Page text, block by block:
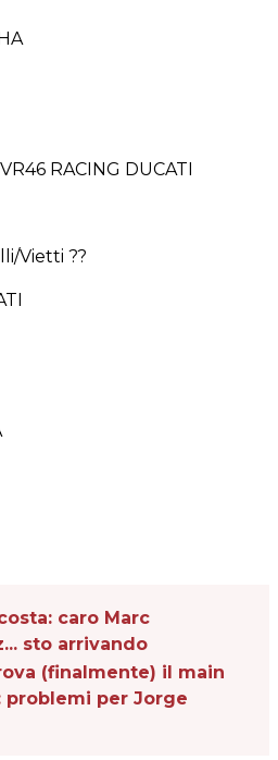
RACING DUCATI
Vietti ??
caro Marc
sto arrivando
(finalmente) il main
problemi per Jorge